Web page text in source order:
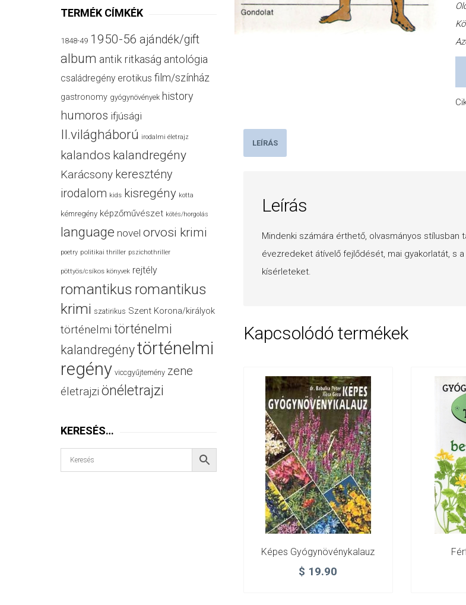
LEÍRÁS
Leírás
Mindenki számára érthető, olvasmányos
évezredeket átívelő fejlődését, mai gyakorlatát, s
kísérleteket.
Kapcsolódó termékek
Képes Gyógynövénykalauz
$ 19.90
TERMÉK CÍMKÉK
1848-49 1950-56 ajándék/gift
album antik ritkaság antológia
családregény erotikus film/színház
gastronomy gyógynövények history
humoros ifjúsági
II.világháború irodalmi életrajz
kalandos kalandregény
Karácsony keresztény
irodalom kids kisregény kotta
kémregény képzőművészet kötés/horgolás
language novel orvosi krimi
poetry politikai thriller pszichothriller
pöttyös/csíkos könyvek rejtély
romantikus romantikus
krimi szatirikus Szent Korona/királyok
történelmi történelmi
kalandregénytörténelmi
regény viccgyűjtemény zene
életrajzi önéletrajzi
KERESÉS…